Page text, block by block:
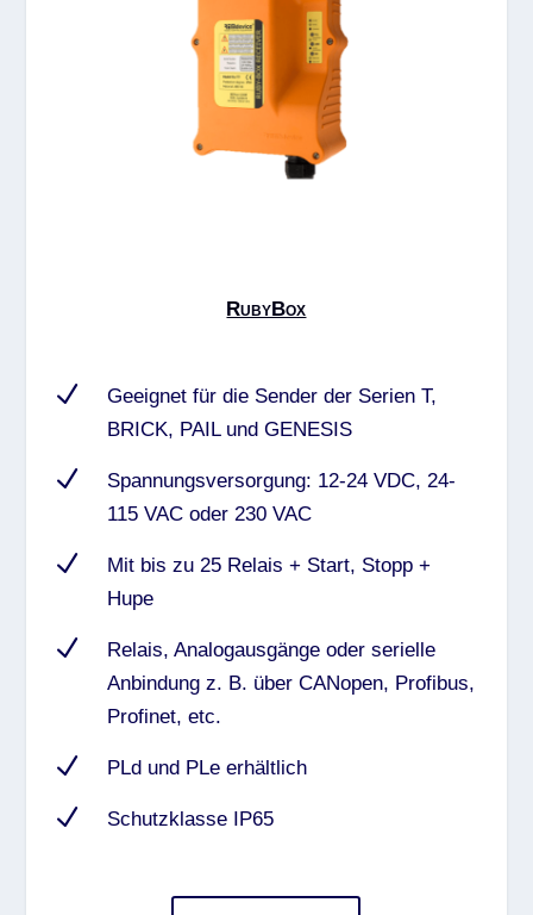
RubyBox
N
Geeignet für die Sender der Serien T,
BRICK, PAIL und GENESIS
N
Spannungsversorgung: 12-24 VDC, 24-
115 VAC oder 230 VAC
N
Mit bis zu 25 Relais + Start, Stopp +
Hupe
N
Relais, Analogausgänge oder serielle
Anbindung z. B. über CANopen, Profibus,
Profinet, etc.
N PLd und PLe erhältlich
N Schutzklasse IP65